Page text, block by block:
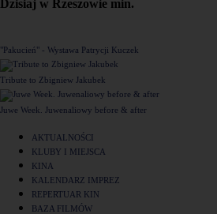
Dzisiaj w Rzeszowie min.
"Pakucień" - Wystawa Patrycji Kuczek
Tribute to Zbigniew Jakubek
Juwe Week. Juwenaliowy before & after
AKTUALNOŚCI
KLUBY I MIEJSCA
KINA
KALENDARZ IMPREZ
REPERTUAR KIN
BAZA FILMÓW